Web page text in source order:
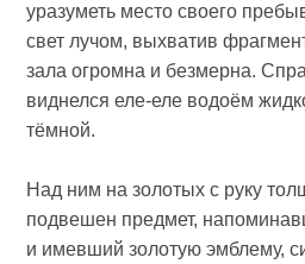
уразуметь место своего
свет лучом, выхватив
зала огромна и безмерна.
виднелся еле-еле водоём
тёмной.
Над ним на золотых с руку
подвешен предмет,
и имевший золотую эмблему,